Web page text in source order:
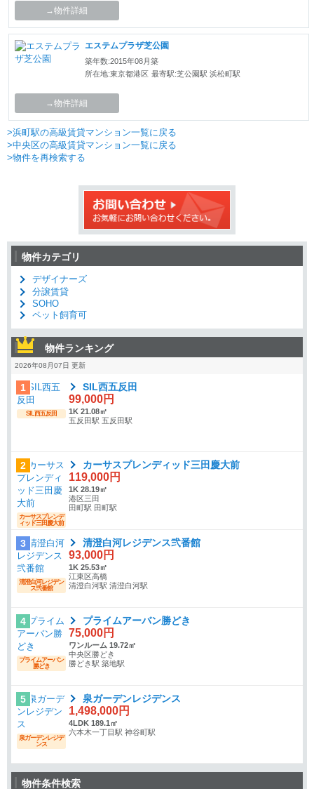
→物件詳細
エステムプラザ芝公園
築年数:2015年08月築
所在地:東京都港区 最寄駅:芝公園駅 浜松町駅
→物件詳細
>浜町駅の高級賃貸マンション一覧に戻る
>中央区の高級賃貸マンション一覧に戻る
>物件を再検索する
物件カテゴリ
デザイナーズ
分譲賃貸
SOHO
ペット飼育可
物件ランキング
2026年08月07日 更新
1
SIL西五反田
SIL西五反田
99,000円
1K 21.08㎡
五反田駅 五反田駅
2
カーサスプレンデ
ィッド三田慶大前
カーサスプレンディッド三田慶大前
119,000円
1K 28.19㎡
港区三田
田町駅 田町駅
3
清澄白河レジデン
ス弐番館
清澄白河レジデンス弐番館
93,000円
1K 25.53㎡
江東区高橋
清澄白河駅 清澄白河駅
4
プライムアーバン
勝どき
プライムアーバン勝どき
75,000円
ワンルーム 19.72㎡
中央区勝どき
勝どき駅 築地駅
5
泉ガーデンレジデ
ンス
泉ガーデンレジデンス
1,498,000円
4LDK 189.1㎡
六本木一丁目駅 神谷町駅
物件条件検索